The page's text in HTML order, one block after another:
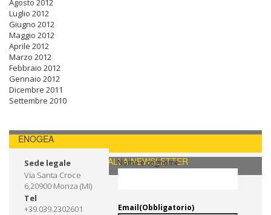
Agosto 2012
Luglio 2012
Giugno 2012
Maggio 2012
Aprile 2012
Marzo 2012
Febbraio 2012
Gennaio 2012
Dicembre 2011
Settembre 2010
ENOGEA
CONTATTI / ISCRIVITI ALLA NEWSLETTER
Sede legale
Via Santa Croce
6,20900 Monza (MI)
Tel
+39.039.2302601
Nome e cognome
Email(Obbligatorio)